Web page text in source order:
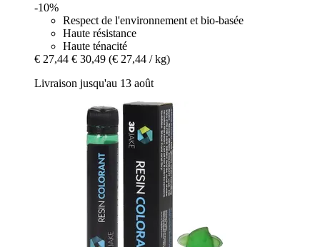
-10%
Respect de l'environnement et bio-basée
Haute résistance
Haute ténacité
€ 27,44 € 30,49 (€ 27,44 / kg)
Livraison jusqu'au 13 août